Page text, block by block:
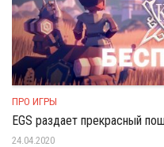
ПРО ИГРЫ
EGS раздает прекрасный
24.04.2020